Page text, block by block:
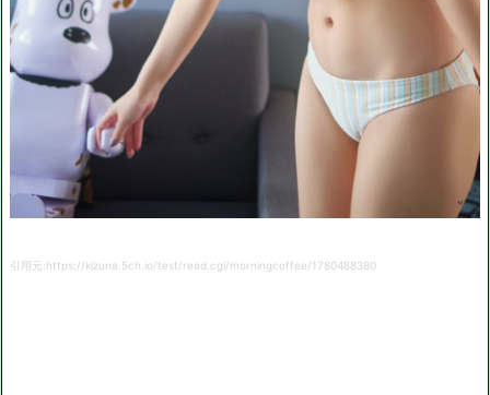
引用元:https://kizuna.5ch.io/test/read.cgi/morningcoffee/1780488380